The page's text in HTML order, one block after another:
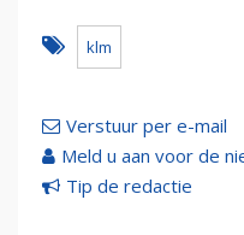
klm
Verstuur per e-mail
Meld u aan voor de
Tip de redactie